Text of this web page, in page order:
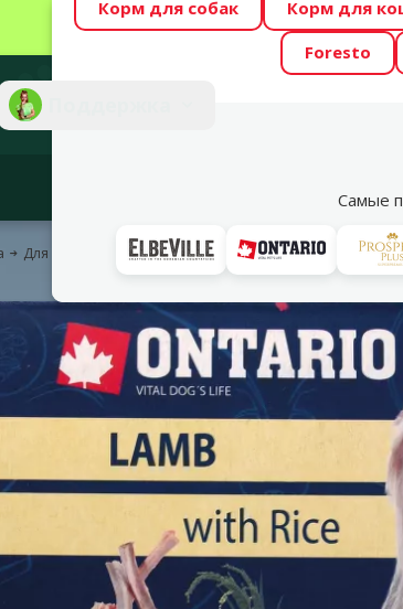
Весь месяц Dino Zoo
Фотоконкурс “GADA
Корм для собак Корм для
Foresto
Самые
Для собак Корм и лакомства Консервы для собак